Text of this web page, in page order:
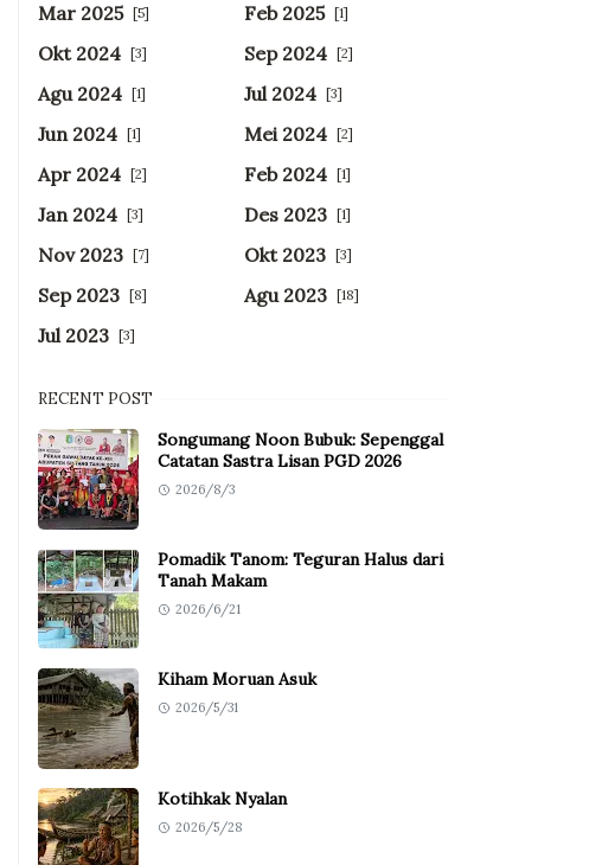
Mar 2025 [5] Feb 2025 [1]
Okt 2024 [3] Sep 2024 [2]
Agu 2024 [1] Jul 2024 [3]
Jun 2024 [1] Mei 2024 [2]
Apr 2024 [2] Feb 2024 [1]
Jan 2024 [3] Des 2023 [1]
Nov 2023 [7] Okt 2023 [3]
Sep 2023 [8] Agu 2023 [18]
Jul 2023 [3]
RECENT POST
Songumang Noon Bubuk: Sepenggal
Catatan Sastra Lisan PGD 2026
2026/8/3
Pomadik Tanom: Teguran Halus dari
Tanah Makam
2026/6/21
Kiham Moruan Asuk
2026/5/31
Kotihkak Nyalan
2026/5/28